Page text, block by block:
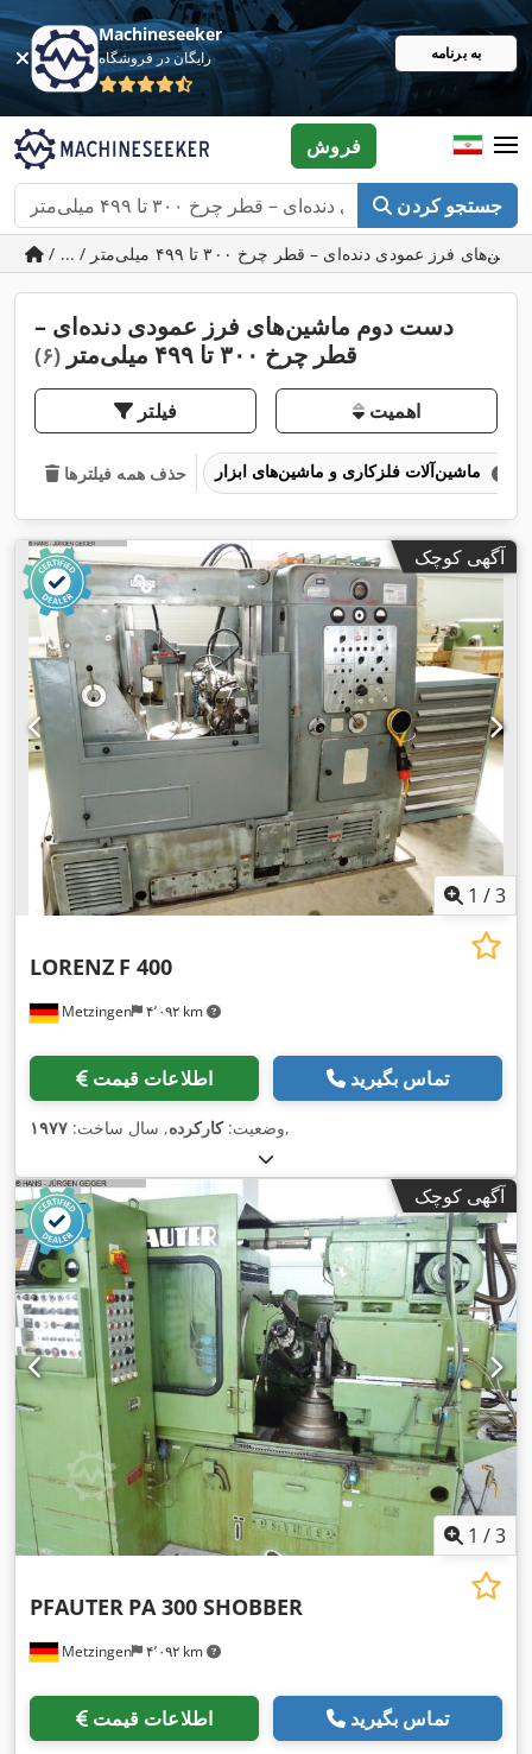
Machineseeker
رایگان در فروشگاه به برنامه
جستجو کردن
فروش
دست دوم ماشین‌های فرز عمودی دنده‌ای –
قطر چرخ ۳۰۰ تا ۴۹۹ میلی‌متر
(۶)
فیلتر اهمیت
حذف همه فیلترها
آگهی کوچک
1 /3
Metzingen ۴٬۰۹۲ km
LORENZ F 400
اطلاعات قیمت تماس بگیرید
وضعیت:کارکرده, سال ساخت: ۱۹۷۷ ,
آگهی کوچک
1 /3
Metzingen ۴٬۰۹۲ km
PFAUTER PA 300 SHOBBER
اطلاعات قیمت تماس بگیرید